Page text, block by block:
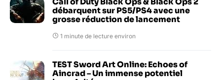
débarquent sur PS5/PS4 avec une
grosse réduction de lancement
1 minute de lecture environ
TEST Sword Art Online: Echoes of
Aincrad – Un immense potentiel